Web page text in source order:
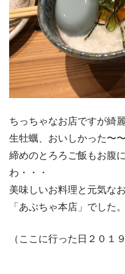
ちっちゃなお店ですが綺
生牡蠣、おいしかった〜
締めのとろろご飯もお腹
わ・・・
美味しいお料理と元気な
「あぷちゃ本店」でした。
（ここに行った日２０１